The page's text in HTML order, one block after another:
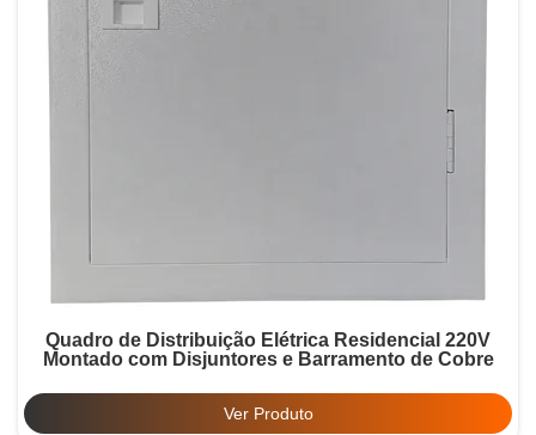
Quadro de Distribuição Elétrica Residencial 220V
Montado com Disjuntores e Barramento de Cobre
Ver Produto